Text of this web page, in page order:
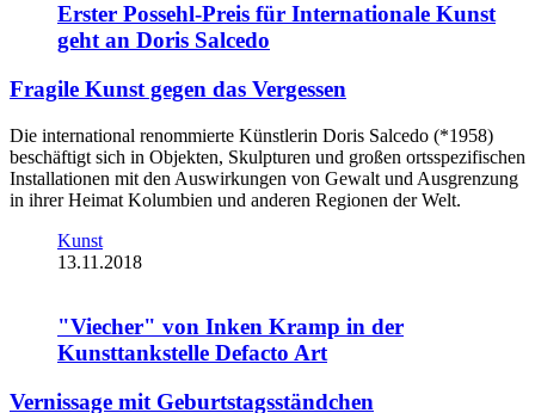
Erster Possehl-Preis für Internationale Kunst
geht an Doris Salcedo
Fragile Kunst gegen das Vergessen
Die international renommierte Künstlerin Doris Salcedo (*1958)
beschäftigt sich in Objekten, Skulpturen und großen ortsspezifischen
Installationen mit den Auswirkungen von Gewalt und Ausgrenzung
in ihrer Heimat Kolumbien und anderen Regionen der Welt.
Kunst
13.11.2018
"Viecher" von Inken Kramp in der
Kunsttankstelle Defacto Art
Vernissage mit Geburtstagsständchen